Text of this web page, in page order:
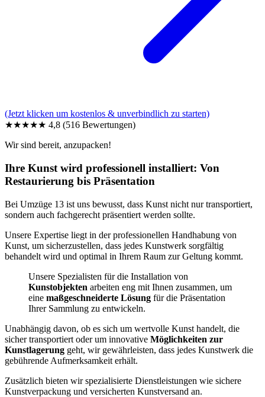
(Jetzt klicken um kostenlos & unverbindlich zu starten)
★★★★★ 4,8 (516 Bewertungen)
Wir sind bereit, anzupacken!
Ihre Kunst wird professionell installiert: Von
Restaurierung bis Präsentation
Bei Umzüge 13 ist uns bewusst, dass Kunst nicht nur transportiert,
sondern auch fachgerecht präsentiert werden sollte.
Unsere Expertise liegt in der professionellen Handhabung von
Kunst, um sicherzustellen, dass jedes Kunstwerk sorgfältig
behandelt wird und optimal in Ihrem Raum zur Geltung kommt.
Unsere Spezialisten für die Installation von
Kunstobjekten arbeiten eng mit Ihnen zusammen, um
eine maßgeschneiderte Lösung für die Präsentation
Ihrer Sammlung zu entwickeln.
Unabhängig davon, ob es sich um wertvolle Kunst handelt, die
sicher transportiert oder um innovative Möglichkeiten zur
Kunstlagerung geht, wir gewährleisten, dass jedes Kunstwerk die
gebührende Aufmerksamkeit erhält.
Zusätzlich bieten wir spezialisierte Dienstleistungen wie sichere
Kunstverpackung und versicherten Kunstversand an.